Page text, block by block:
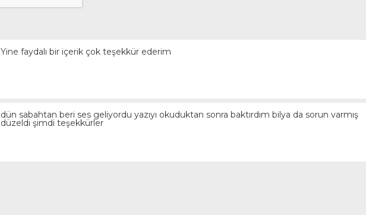
Yine faydalı bir içerik çok teşekkür ederim
dün sabahtan beri ses geliyordu yazıyı okuduktan sonra baktırdım bilya da sorun varmış
düzeldi şimdi teşekkürler